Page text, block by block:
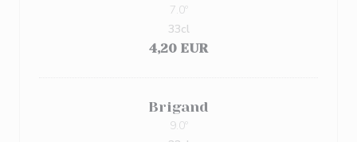
7.0º
4,20 EUR
33cl
Brigand
9.0º